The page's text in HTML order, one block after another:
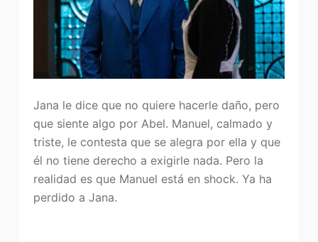
Jana le dice que no quiere hacerle daño, pero
que siente algo por Abel. Manuel, calmado y
triste, le contesta que se alegra por ella y que
él no tiene derecho a exigirle nada. Pero la
realidad es que Manuel está en shock. Ya ha
perdido a Jana.